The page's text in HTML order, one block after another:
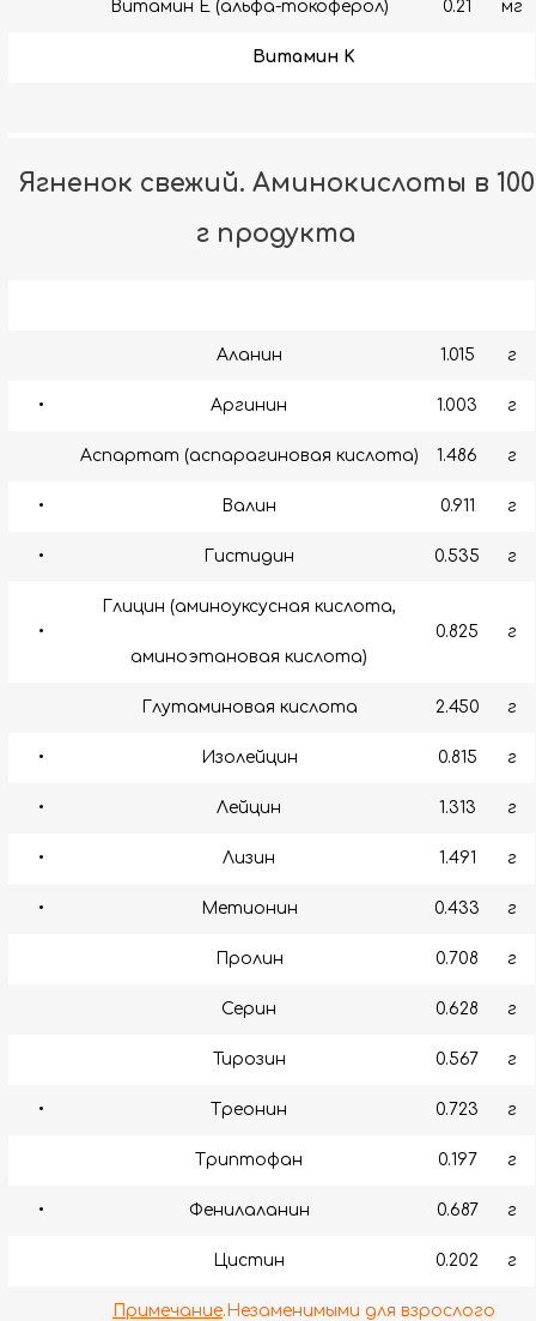
Витамин E (альфа-токоферол) 0.21 мг
Витамин K
Ягненок свежий. Аминокислоты в 100
г продукта
Аланин 1.015 г
• Аргинин 1.003 г
Аспартат (аспарагиновая кислота) 1.486 г
• Валин 0.911 г
• Гистидин 0.535 г
•
Глицин (аминоуксусная кислота,
аминоэтановая кислота)
0.825 г
Глутаминовая кислота 2.450 г
• Изолейцин 0.815 г
• Лейцин 1.313 г
• Лизин 1.491 г
• Метионин 0.433 г
Пролин 0.708 г
Серин 0.628 г
Тирозин 0.567 г
• Треонин 0.723 г
Триптофан 0.197 г
• Фенилаланин 0.687 г
Цистин 0.202 г
Примечание.Незаменимыми для взрослого